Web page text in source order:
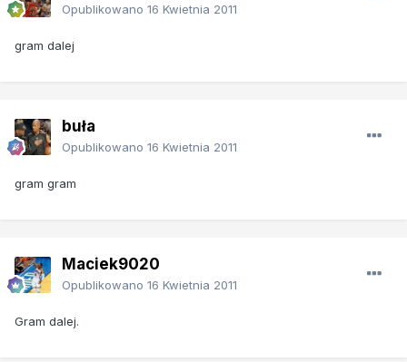
Opublikowano 16 Kwietnia 2011
gram dalej
buła
Opublikowano 16 Kwietnia 2011
gram gram
Maciek9020
Opublikowano 16 Kwietnia 2011
Gram dalej.